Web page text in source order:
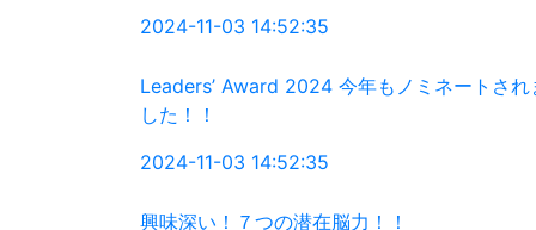
2024-11-03 14:52:35
Leaders’ Award 2024 今年もノミネートされ
した！！
2024-11-03 14:52:35
興味深い！７つの潜在脳力！！